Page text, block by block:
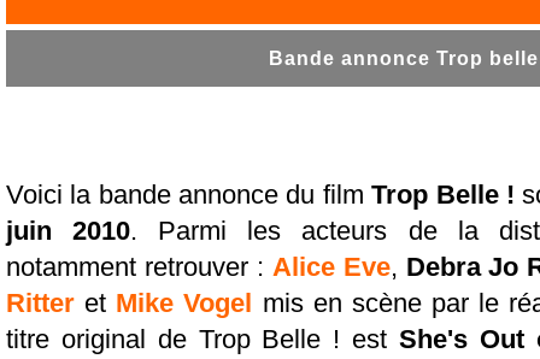
Bande annonce Trop
Voici la bande annonce du filmTrop Belle !
juin 2010. Parmi les acteurs de la
notamment retrouver : Alice Eve, Debra Jo
Ritter et Mike Vogel
mis en scène par le
titre original de Trop Belle ! estShe's Out